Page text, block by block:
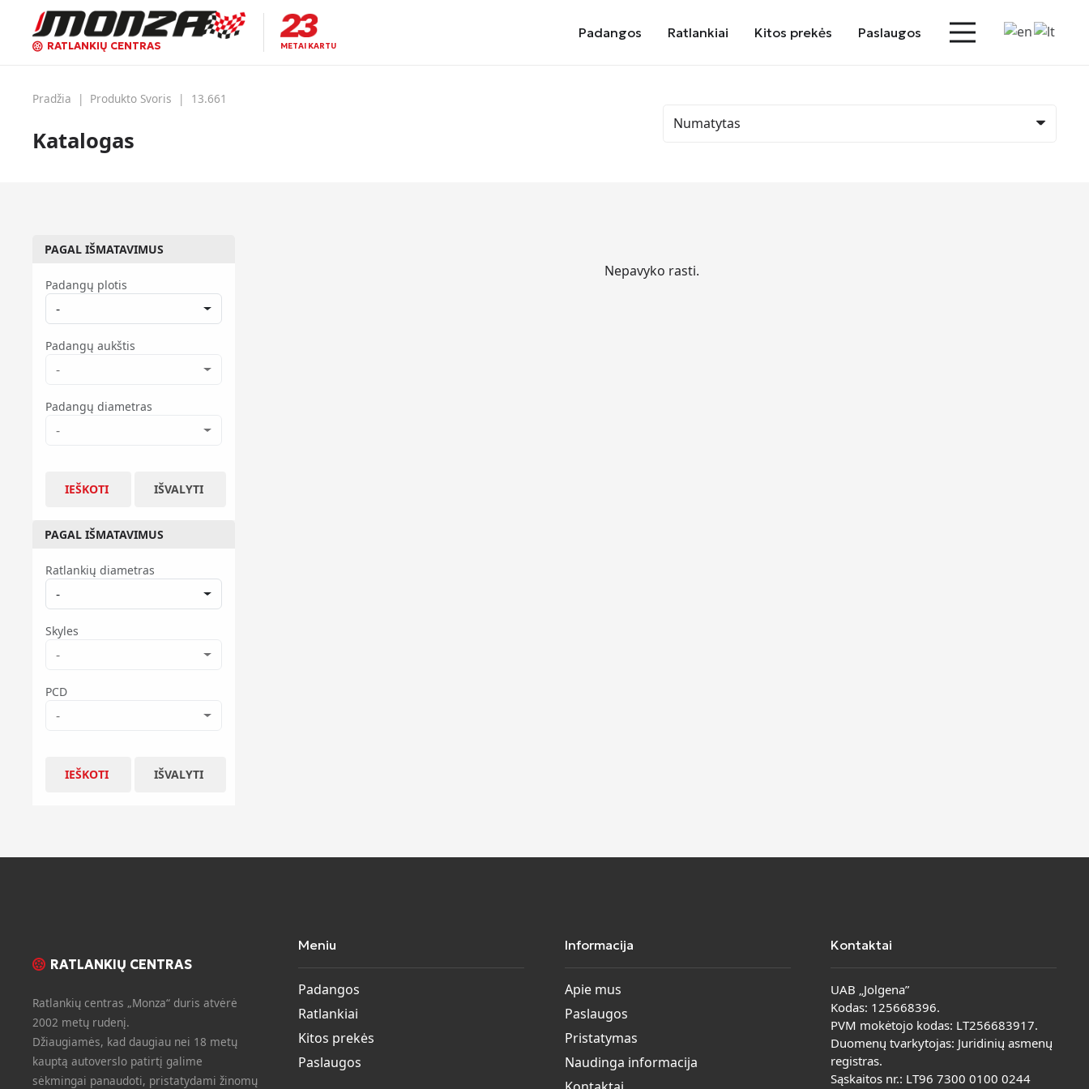
RATLANKIŲ CENTRAS METAI KARTU
Padangos Ratlankiai Kitos prekės Paslaugos
Pradžia | Produkto Svoris | 13.661
Katalogas
PAGAL IŠMATAVIMUS
Padangų plotis
-
Padangų aukštis
-
Padangų diametras
-
IEŠKOTI IŠVALYTI
PAGAL IŠMATAVIMUS
Ratlankių diametras
-
Skyles
-
PCD
-
IEŠKOTI IŠVALYTI
Nepavyko rasti.
RATLANKIŲ CENTRAS
Ratlankių centras „Monza“ duris atvėrė
2002 metų rudenį.
Džiaugiamės, kad daugiau nei 18 metų
kauptą autoverslo patirtį galime
sėkmingai panaudoti, pristatydami žinomų
Meniu
Padangos
Ratlankiai
Kitos prekės
Paslaugos
Informacija
Apie mus
Paslaugos
Pristatymas
Naudinga informacija
Kontaktai
UAB „Jolgena”
Kodas: 125668396.
PVM mokėtojo kodas: LT256683917.
Duomenų tvarkytojas: Juridinių asmenų
registras.
Sąskaitos nr.: LT96 7300 0100 0244